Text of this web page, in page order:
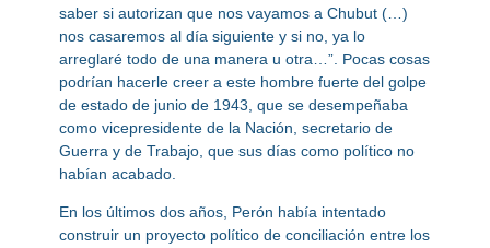
saber si autorizan que nos vayamos a Chubut (…)
nos casaremos al día siguiente y si no, ya lo
arreglaré todo de una manera u otra…”. Pocas cosas
podrían hacerle creer a este hombre fuerte del golpe
de estado de junio de 1943, que se desempeñaba
como vicepresidente de la Nación, secretario de
Guerra y de Trabajo, que sus días como político no
habían acabado.
En los últimos dos años, Perón había intentado
construir un proyecto político de conciliación entre los